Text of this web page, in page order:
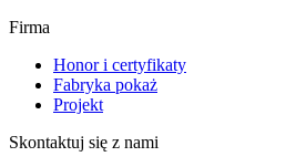
Firma
Honor i certyfikaty
Fabryka pokaż
Projekt
Skontaktuj się z nami